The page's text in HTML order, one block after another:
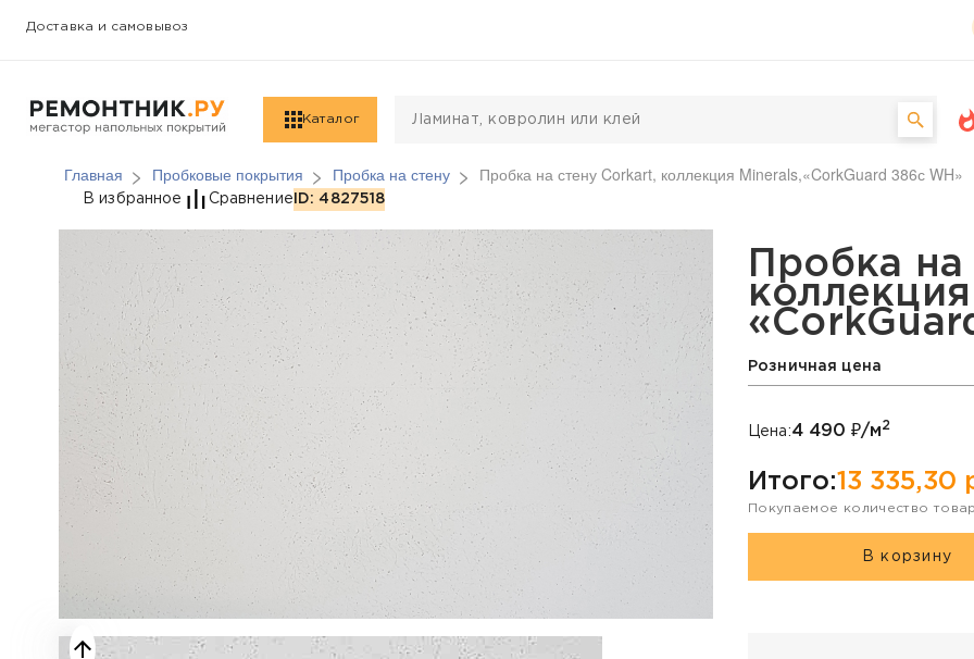
Доставка и самовывоз
Каталог
Главная Пробковые покрытия Пробка на стену Пробка на стену Corkart, коллекция Minerals,«CorkGuard 386с WH»
Пробка на стену Corkart, коллекция Minerals,
В избранное Сравнение ID: 4827518
Пробка
Розничная цена
Цена:4 490 ₽/м2
Итого:13 335,30
Покупаемое количество
В корзину